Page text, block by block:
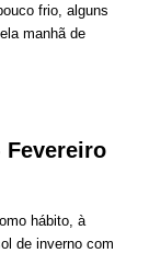
frio, alguns
manhã de
- Março 2019
Fevereiro
hábito, à
de inverno com